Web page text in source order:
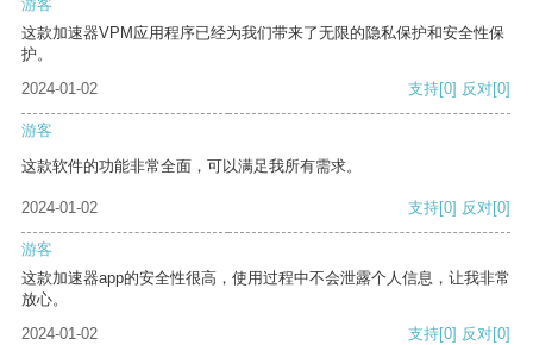
游客
这款加速器VPM应用程序已经为我们带来了无限的隐私保护和安全性保
护。
2024-01-02
支持[0] 反对[0]
游客
这款软件的功能非常全面，可以满足我所有需求。
2024-01-02 支持[0] 反对[0]
游客
这款加速器app的安全性很高，使用过程中不会泄露个人信息，让我非常
放心。
2024-01-02
支持[0] 反对[0]